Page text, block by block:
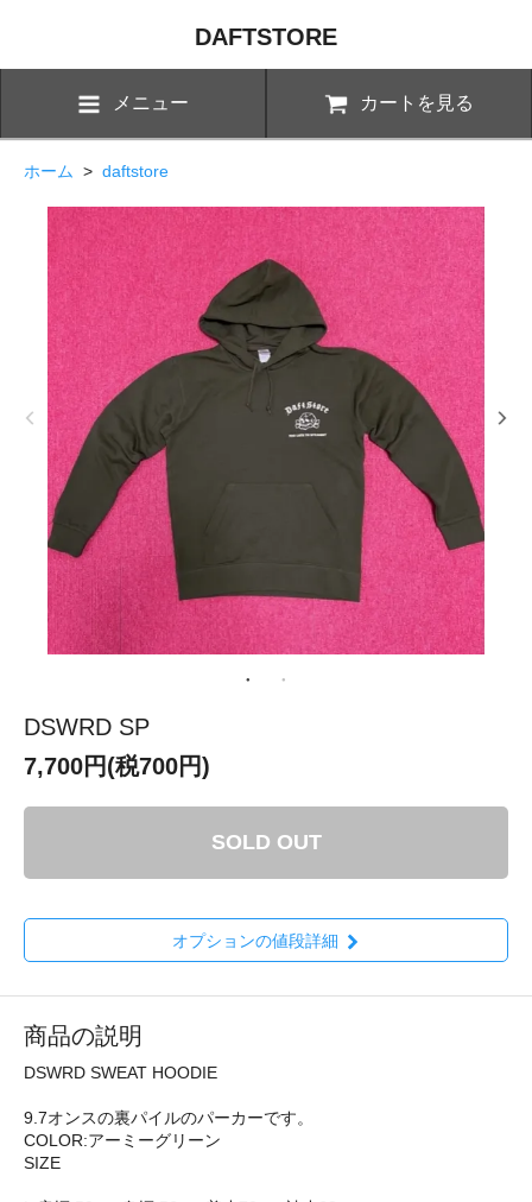
DAFTSTORE
メニュー カートを見る
ホーム > daftstore
DSWRD SP
7,700円(税700円)
SOLD OUT
オプションの値段詳細
商品の説明
DSWRD SWEAT HOODIE
9.7オンスの裏パイルのパーカーです。
COLOR:アーミーグリーン
SIZE